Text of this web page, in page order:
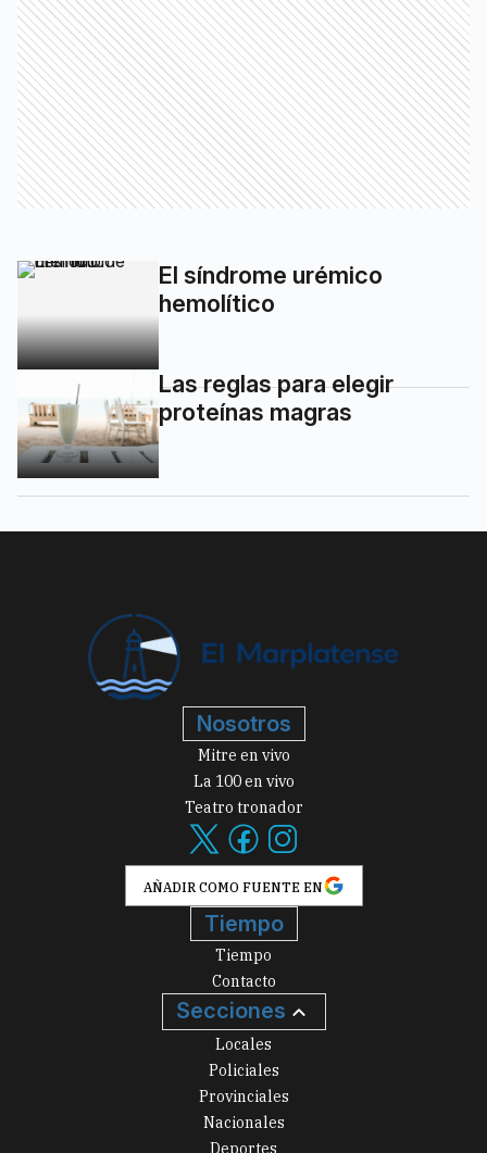
El síndrome urémico
hemolítico
Las reglas para elegir
proteínas magras
Nosotros
Mitre en vivo
La 100 en vivo
Teatro tronador
AÑADIR COMO FUENTE EN
Tiempo
Tiempo
Contacto
Secciones
Locales
Policiales
Provinciales
Nacionales
Deportes